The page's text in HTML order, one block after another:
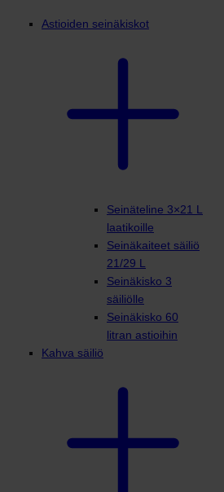
Astioiden seinäkiskot
Seinäteline 3×21 L
laatikoille
Seinäkaiteet säiliö
21/29 L
Seinäkisko 3
säiliölle
Seinäkisko 60
litran astioihin
Kahva säiliö